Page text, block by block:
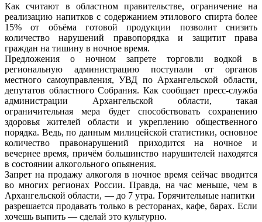
Как считают в областном правительстве, ограничение на
реализацию напитков с содержанием этилового спирта более
15% от объёма готовой продукции позволит снизить
количество нарушений правопорядка и защитит права
граждан на тишину в ночное время.
Предложения о ночном запрете торговли водкой в
региональную администрацию поступали от органов
местного самоуправления, УВД по Архангельской области,
депутатов областного Собрания. Как сообщает пресс-служба
администрации Архангельской области, такая
ограничительная мера будет способствовать сохранению
здоровья жителей области и укреплению общественного
порядка. Ведь, по данным милицейской статистики, основное
количество правонарушений приходится на ночное и
вечернее время, причём большинство нарушителей находятся
в состоянии алкогольного опьянения.
Запрет на продажу алкоголя в ночное время сейчас вводится
во многих регионах России. Правда, на час меньше, чем в
Архангельской области, — до 7 утра. Горячительные напитки
разрешается продавать только в ресторанах, кафе, барах. Если
хочешь выпить — сделай это культурно.